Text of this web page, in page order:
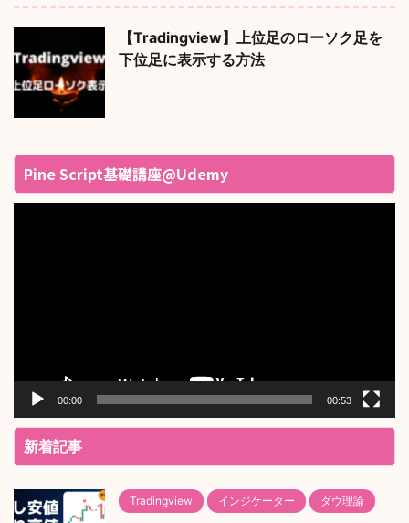
【Tradingview】上位足のローソク足を
下位足に表示する方法
Pine Script基礎講座@Udemy
00:00 00:53
新着記事
Tradingview インジケーター ダウ理論